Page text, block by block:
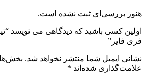
هنوز بررسی‌ای ثبت نشده است.
اولین کسی باشید که دیدگاهی می نویسد
فری فایر”
نشانی ایمیل شما منتشر نخواهد شد.
علامت‌گذاری شده‌اند *